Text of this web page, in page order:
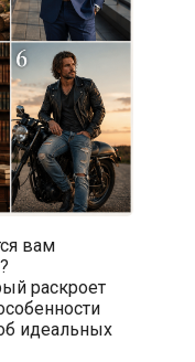
вам
раскроет
идеальных